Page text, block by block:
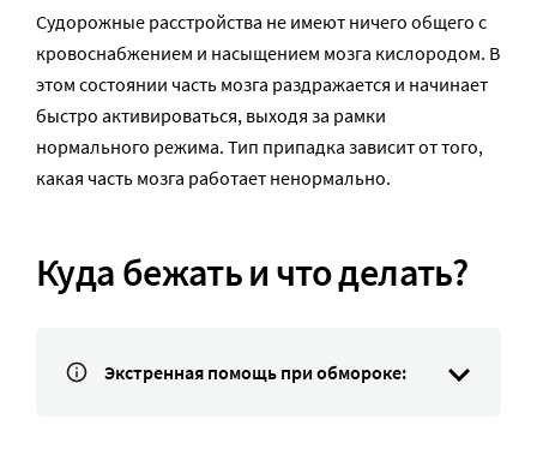
Судорожные расстройства не имеют ничего общего с
кровоснабжением и насыщением мозга кислородом. В
этом состоянии часть мозга раздражается и начинает
быстро активироваться, выходя за рамки
нормального режима. Тип припадка зависит от того,
какая часть мозга работает ненормально.
Куда бежать и что делать?
Экстренная помощь при обмороке: